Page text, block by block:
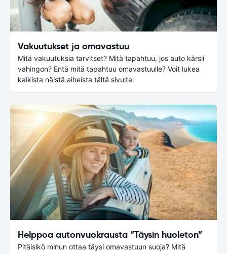
Vakuutukset ja omavastuu
Mitä vakuutuksia tarvitset? Mitä tapahtuu, jos auto kärsii
vahingon? Entä mitä tapahtuu omavastuulle? Voit lukea
kaikista näistä aiheista tältä sivulta.
Helppoa autonvuokrausta ”Täysin huoleton”
Pitäisikö minun ottaa täysi omavastuun suoja? Mitä